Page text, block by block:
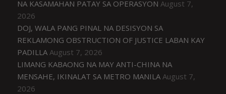
NA KASAMAHAN PATAY SA OPERASYON August 7,
2026
DOJ, WALA PANG PINAL NA DESISYON SA
REKLAMONG OBSTRUCTION OF JUSTICE LABAN KAY
PADILLA August 7, 2026
LIMANG KABAONG NA MAY ANTI-CHINA NA
MENSAHE, IKINALAT SA METRO MANILA August 7,
2026